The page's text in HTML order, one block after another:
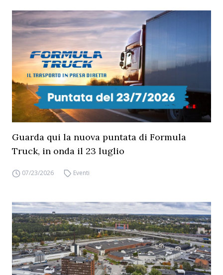
Guarda qui la nuova puntata di Formula
Truck, in onda il 23 luglio
07/23/2026 Eventi